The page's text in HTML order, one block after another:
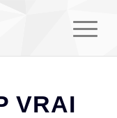
VRAI